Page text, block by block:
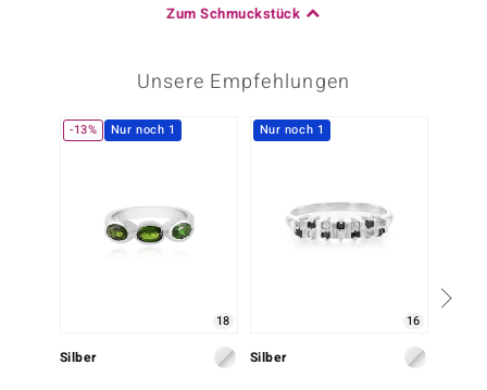
Zum Schmuckstück
Unsere Empfehlungen
-13% Nur noch 1
18
Silber
Nur noch 1
16
Silber